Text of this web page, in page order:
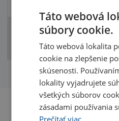
vykurovanie)
Táto webová
súbory cookie.
Táto webová lokalita
cookie na zlepšenie
skúsenosti.
lokality vyjadrujete
všetkých súborov
zásadami používania
Prečítať viac